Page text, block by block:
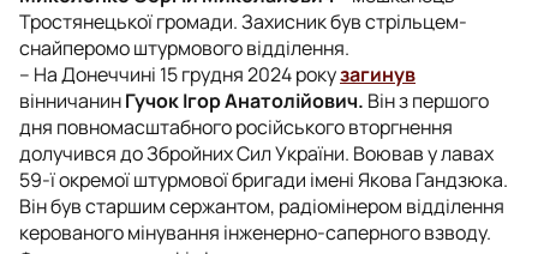
Тростянецької громади. Захисник був стрільцем-
снайперомо штурмового відділення.
– На Донеччині 15 грудня 2024 рокузагинув
вінничанинГучок Ігор Анатолійович. Він з першого
дня повномасштабного російського вторгнення
долучився до Збройних Сил України. Воював у лавах
59-ї окремої штурмової бригади імені Якова Гандзюка.
Він був старшим сержантом, радіомінером відділення
керованого мінування інженерно-саперного взводу.